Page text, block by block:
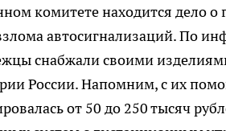
комитете находится дело
автосигнализаций. По
снабжали своими
России. Напомним, с их
от 50 до 250 тысяч